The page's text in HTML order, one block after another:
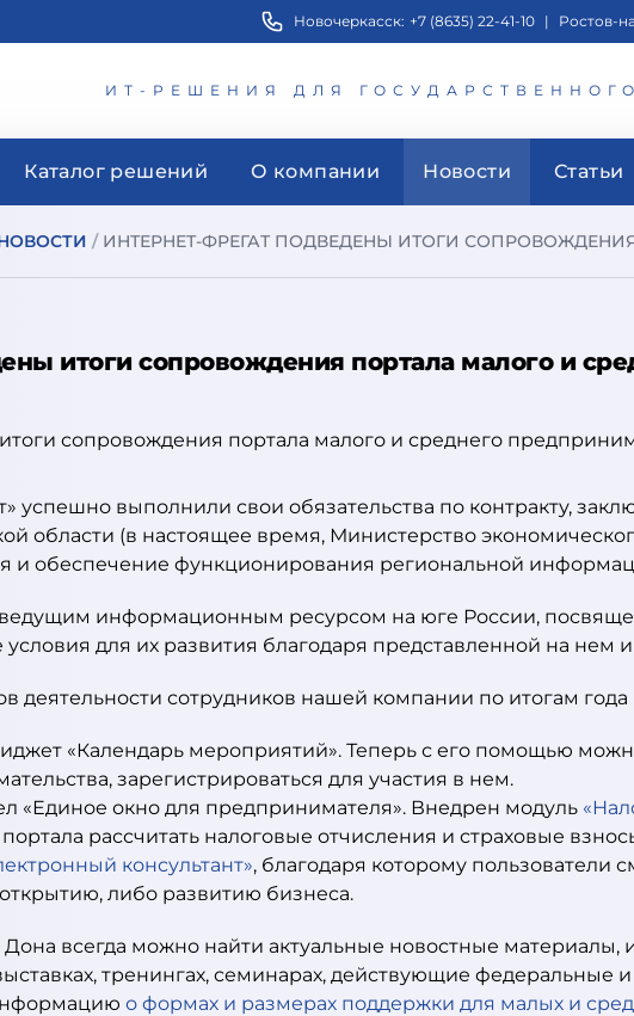
Новочеркасск: +7 (8635) 22-41-10 | Ростов-
ИТ-РЕШЕНИЯ ДЛЯ
Каталог решений О компании Новости Статьи
/ ИНТЕРНЕТ-ФРЕГАТ ПОДВЕДЕНЫ ИТОГИ
итоги сопровождения портала малого и
успешно выполнили свои обязательства по контракту,
области (в настоящее время, Министерство
и обеспечение функционирования региональной
ведущим информационным ресурсом на юге России,
для их развития благодаря представленной на нем
деятельности сотрудников нашей компании по итогам
«Календарь мероприятий». Теперь с его помощью
зарегистрироваться для участия в нем.
«Единое окно для предпринимателя». Внедрен модуль
рассчитать налоговые отчисления и страховые
консультант», благодаря которому пользователи
либо развитию бизнеса.
всегда можно найти актуальные новостные
тренингах, семинарах, действующие федеральные
о формах и размерах поддержки для малых и